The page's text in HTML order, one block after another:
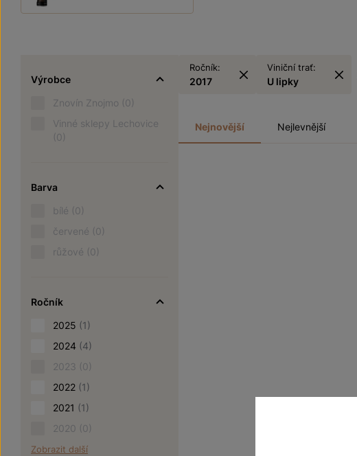
Výrobce
Znovín Znojmo (0)
Vinné sklepy Lechovice
(0)
Barva
bílé (0)
červené (0)
růžové (0)
Ročník
2025 (1)
2024 (4)
2023 (0)
2022 (1)
2021 (1)
2020 (0)
Zobrazit další
Ročník:
2017
Viniční trať:
U lipky
Nejnovější Nejlevnější